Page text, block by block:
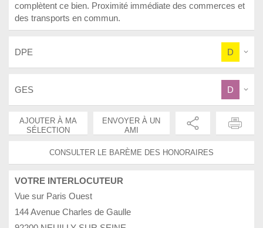
complètent ce bien. Proximité immédiate des commerces et
des transports en commun.
DPE D
GES D
AJOUTER À MA
SÉLECTION
ENVOYER À UN
AMI
CONSULTER LE BARÈME DES HONORAIRES
VOTRE INTERLOCUTEUR
Vue sur Paris Ouest
144 Avenue Charles de Gaulle